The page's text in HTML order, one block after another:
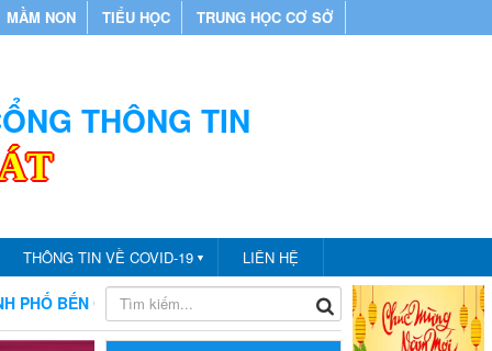
MẦM NON TIỂU HỌC TRUNG HỌC CƠ SỞ
THÔNG TIN
THÔNG TIN VỀ COVID-19 ▼ LIÊN HỆ
CHÀO MỪNG BẠN ĐẾN VỚI CỔNG THÔNG TIN PHÒNG GIÁO